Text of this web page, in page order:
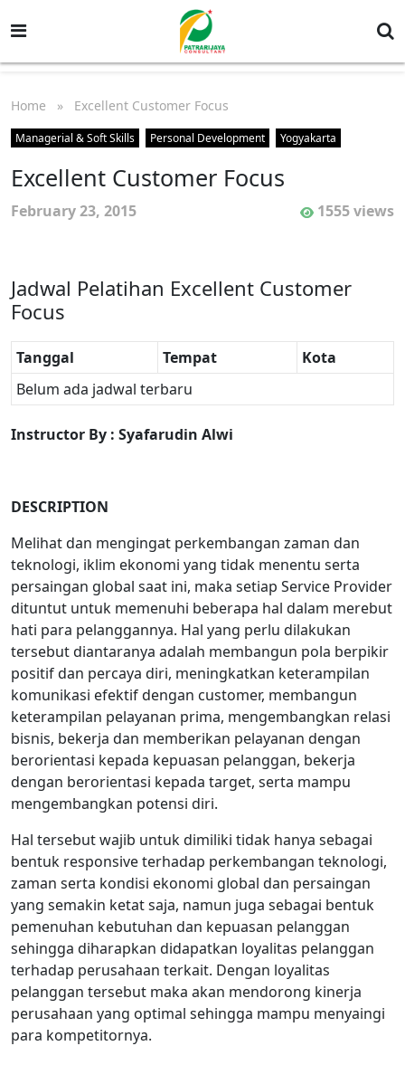
Home » Excellent Customer Focus
Managerial & Soft Skills Personal Development Yogyakarta
Excellent Customer Focus
February 23, 2015 1555 views
Jadwal Pelatihan Excellent Customer
Focus
Tanggal Tempat
Kota
Belum ada jadwal terbaru
Instructor By : Syafarudin Alwi
DESCRIPTION
Melihat dan mengingat perkembangan zaman dan
teknologi, iklim ekonomi yang tidak menentu serta
persaingan global saat ini, maka setiap Service Provider
dituntut untuk memenuhi beberapa hal dalam merebut
hati para pelanggannya. Hal yang perlu dilakukan
tersebut diantaranya adalah membangun pola berpikir
positif dan percaya diri, meningkatkan keterampilan
komunikasi efektif dengan customer, membangun
keterampilan pelayanan prima, mengembangkan relasi
bisnis, bekerja dan memberikan pelayanan dengan
berorientasi kepada kepuasan pelanggan, bekerja
dengan berorientasi kepada target, serta mampu
mengembangkan potensi diri.
Hal tersebut wajib untuk dimiliki tidak hanya sebagai
bentuk responsive terhadap perkembangan teknologi,
zaman serta kondisi ekonomi global dan persaingan
yang semakin ketat saja, namun juga sebagai bentuk
pemenuhan kebutuhan dan kepuasan pelanggan
sehingga diharapkan didapatkan loyalitas pelanggan
terhadap perusahaan terkait. Dengan loyalitas
pelanggan tersebut maka akan mendorong kinerja
perusahaan yang optimal sehingga mampu menyaingi
para kompetitornya.